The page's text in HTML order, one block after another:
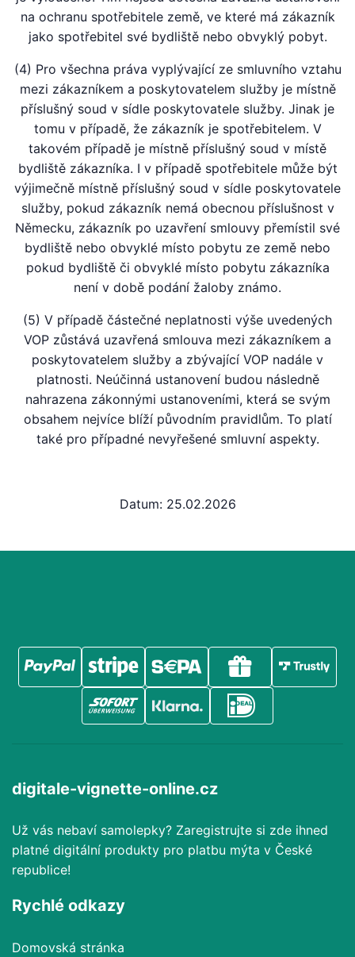
na ochranu spotřebitele země, ve které má zákazník
jako spotřebitel své bydliště nebo obvyklý pobyt.
(4) Pro všechna práva vyplývající ze smluvního vztahu
mezi zákazníkem a poskytovatelem služby je místně
příslušný soud v sídle poskytovatele služby. Jinak je
tomu v případě, že zákazník je spotřebitelem. V
takovém případě je místně příslušný soud v místě
bydliště zákazníka. I v případě spotřebitele může být
výjimečně místně příslušný soud v sídle poskytovatele
služby, pokud zákazník nemá obecnou příslušnost v
Německu, zákazník po uzavření smlouvy přemístil své
bydliště nebo obvyklé místo pobytu ze země nebo
pokud bydliště či obvyklé místo pobytu zákazníka
není v době podání žaloby známo.
(5) V případě částečné neplatnosti výše uvedených
VOP zůstává uzavřená smlouva mezi zákazníkem a
poskytovatelem služby a zbývající VOP nadále v
platnosti. Neúčinná ustanovení budou následně
nahrazena zákonnými ustanoveními, která se svým
obsahem nejvíce blíží původním pravidlům. To platí
také pro případné nevyřešené smluvní aspekty.
Datum: 25.02.2026
digitale-vignette-online.cz
Už vás nebaví samolepky? Zaregistrujte si zde ihned
platné digitální produkty pro platbu mýta v České
republice!
Rychlé odkazy
Domovská stránka